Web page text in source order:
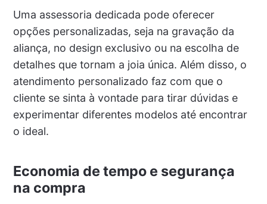
Uma assessoria dedicada pode oferecer
opções personalizadas, seja na gravação da
aliança, no design exclusivo ou na escolha de
detalhes que tornam a joia única. Além disso, o
atendimento personalizado faz com que o
cliente se sinta à vontade para tirar dúvidas e
experimentar diferentes modelos até encontrar
o ideal.
Economia de tempo e segurança
na compra